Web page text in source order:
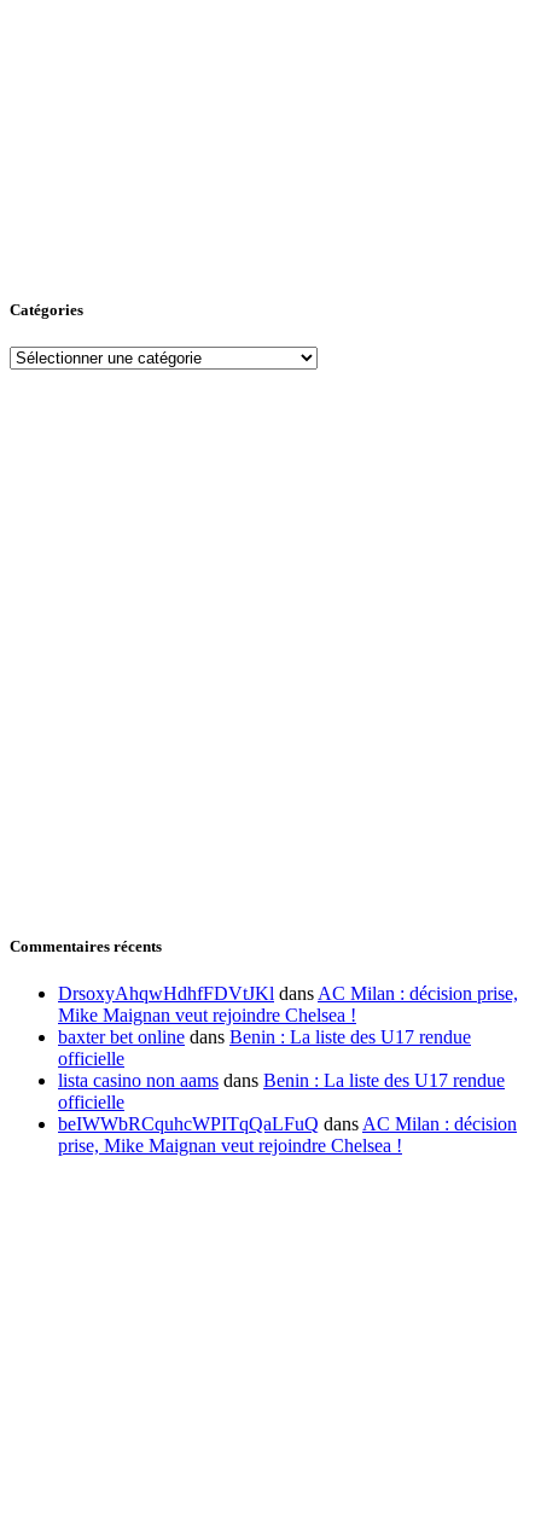
Catégories
Catégories
Commentaires récents
DrsoxyAhqwHdhfFDVtJKl dans AC Milan : décision prise,
Mike Maignan veut rejoindre Chelsea !
baxter bet online dans Benin : La liste des U17 rendue
officielle
lista casino non aams dans Benin : La liste des U17 rendue
officielle
beIWWbRCquhcWPITqQaLFuQ dans AC Milan : décision
prise, Mike Maignan veut rejoindre Chelsea !